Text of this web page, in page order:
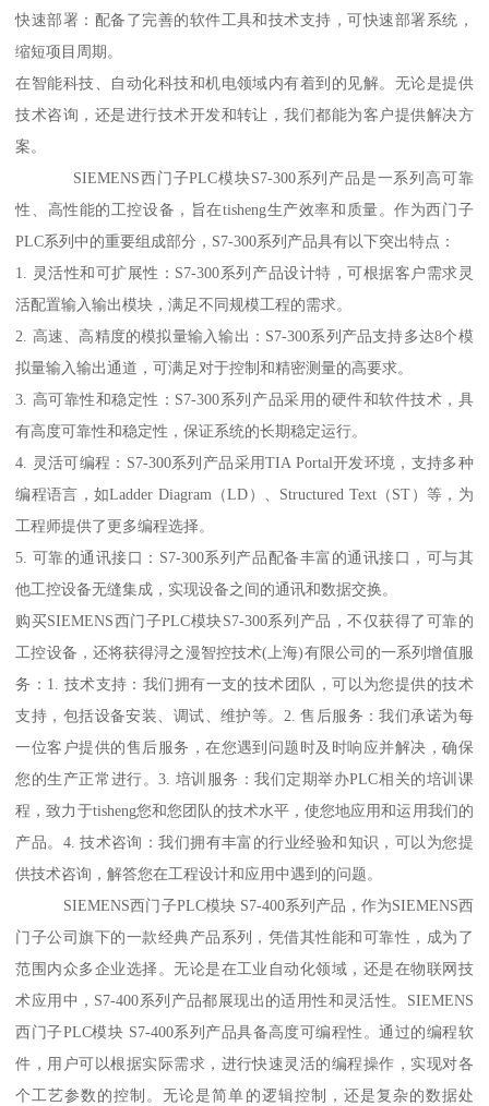
快速部署：配备了完善的软件工具和技术支持，可快速部署系统，
缩短项目周期。
在智能科技、自动化科技和机电领域内有着到的见解。无论是提供
技术咨询，还是进行技术开发和转让，我们都能为客户提供解决方
案。
SIEMENS西门子PLC模块S7-300系列产品是一系列高可靠
性、高性能的工控设备，旨在tisheng生产效率和质量。作为西门子
PLC系列中的重要组成部分，S7-300系列产品具有以下突出特点：
1. 灵活性和可扩展性：S7-300系列产品设计特，可根据客户需求灵
活配置输入输出模块，满足不同规模工程的需求。
2. 高速、高精度的模拟量输入输出：S7-300系列产品支持多达8个模
拟量输入输出通道，可满足对于控制和精密测量的高要求。
3. 高可靠性和稳定性：S7-300系列产品采用的硬件和软件技术，具
有高度可靠性和稳定性，保证系统的长期稳定运行。
4. 灵活可编程：S7-300系列产品采用TIA Portal开发环境，支持多种
编程语言，如Ladder Diagram（LD）、Structured Text（ST）等，为
工程师提供了更多编程选择。
5. 可靠的通讯接口：S7-300系列产品配备丰富的通讯接口，可与其
他工控设备无缝集成，实现设备之间的通讯和数据交换。
购买SIEMENS西门子PLC模块S7-300系列产品，不仅获得了可靠的
工控设备，还将获得浔之漫智控技术(上海)有限公司的一系列增值服
务：1. 技术支持：我们拥有一支的技术团队，可以为您提供的技术
支持，包括设备安装、调试、维护等。2. 售后服务：我们承诺为每
一位客户提供的售后服务，在您遇到问题时及时响应并解决，确保
您的生产正常进行。3. 培训服务：我们定期举办PLC相关的培训课
程，致力于tisheng您和您团队的技术水平，使您地应用和运用我们的
产品。4. 技术咨询：我们拥有丰富的行业经验和知识，可以为您提
供技术咨询，解答您在工程设计和应用中遇到的问题。
SIEMENS西门子PLC模块 S7-400系列产品，作为SIEMENS西
门子公司旗下的一款经典产品系列，凭借其性能和可靠性，成为了
范围内众多企业选择。无论是在工业自动化领域，还是在物联网技
术应用中，S7-400系列产品都展现出的适用性和灵活性。SIEMENS
西门子PLC模块 S7-400系列产品具备高度可编程性。通过的编程软
件，用户可以根据实际需求，进行快速灵活的编程操作，实现对各
个工艺参数的控制。无论是简单的逻辑控制，还是复杂的数据处